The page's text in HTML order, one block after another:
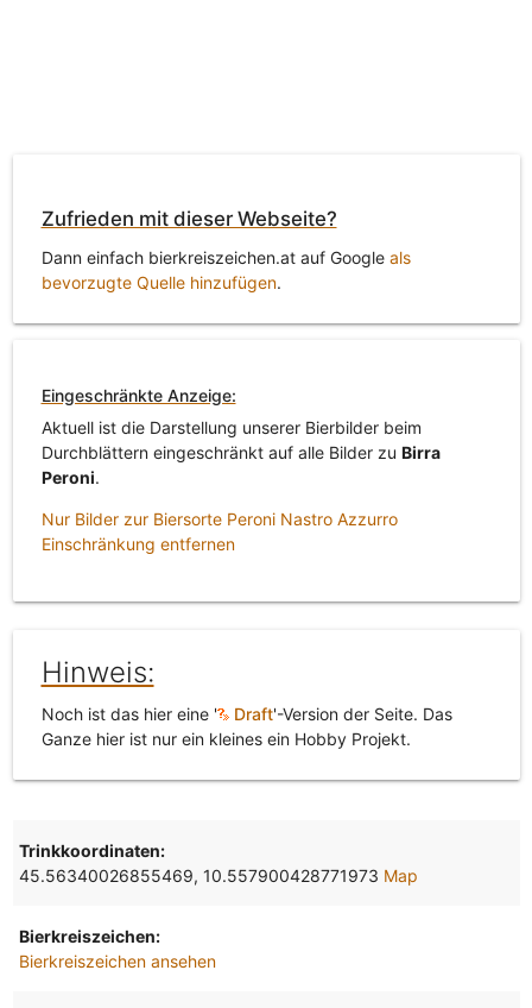
Zufrieden mit dieser Webseite?
Dann einfach bierkreiszeichen.at auf Google als
bevorzugte Quelle hinzufügen.
Eingeschränkte Anzeige:
Aktuell ist die Darstellung unserer Bierbilder beim
Durchblättern eingeschränkt auf alle Bilder zu Birra
Peroni.
Nur Bilder zur Biersorte Peroni Nastro Azzurro
Einschränkung entfernen
Hinweis:
Noch ist das hier eine ' Draft'-Version der Seite. Das
Ganze hier ist nur ein kleines ein Hobby Projekt.
Trinkkoordinaten:
45.56340026855469, 10.557900428771973 Map
Bierkreiszeichen:
Bierkreiszeichen ansehen